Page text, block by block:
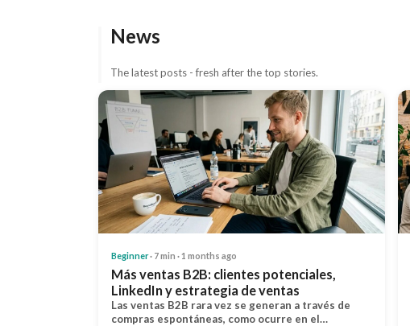
News
The latest posts - fresh after the top stories.
Beginner· 7 min · 1 months ago
Más ventas B2B: clientes potenciales,
LinkedIn y estrategia de ventas
Las ventas B2B rara vez se generan a través de
compras espontáneas, como ocurre en el…